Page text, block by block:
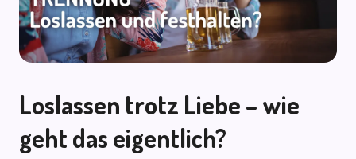
Loslassen trotz Liebe – wie
geht das eigentlich?